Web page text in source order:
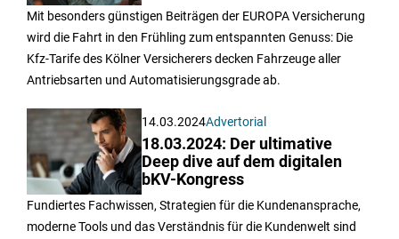
Mit besonders günstigen Beiträgen der EUROPA Versicherung
wird die Fahrt in den Frühling zum entspannten Genuss: Die
Kfz-Tarife des Kölner Versicherers decken Fahrzeuge aller
Antriebsarten und Automatisierungsgrade ab.
14.03.2024Advertorial
18.03.2024: Der ultimative
Deep dive auf dem digitalen
bKV-Kongress
Fundiertes Fachwissen, Strategien für die Kundenansprache,
moderne Tools und das Verständnis für die Kundenwelt sind